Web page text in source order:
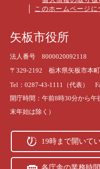
このホームページに
矢板市役所
法人番号 8000020092118
〒329-2192 栃木県矢板市本
Tel：0287-43-1111（代表）
開庁時間：午前8時30分から
末年始は除く）
19時まで開いて
各庁舎の業務時間